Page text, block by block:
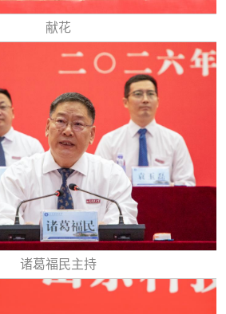
献花
诸葛福民主持